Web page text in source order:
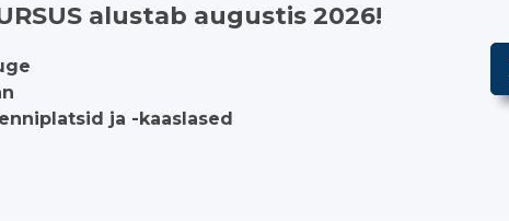
alustab augustis 2026!
ja -kaaslased